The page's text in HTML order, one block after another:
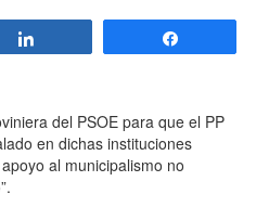
del PSOE para que el PP
en dichas instituciones
al municipalismo no